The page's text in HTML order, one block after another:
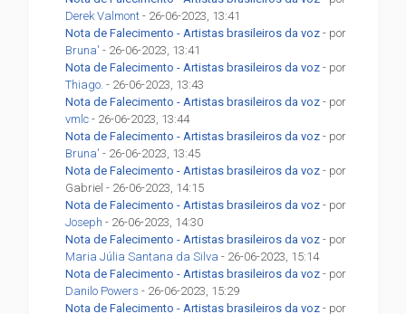
Derek Valmont - 26-06-2023, 13:41
Nota de Falecimento - Artistas brasileiros da voz - por
Bruna' - 26-06-2023, 13:41
Nota de Falecimento - Artistas brasileiros da voz - por
Thiago. - 26-06-2023, 13:43
Nota de Falecimento - Artistas brasileiros da voz - por
vmlc - 26-06-2023, 13:44
Nota de Falecimento - Artistas brasileiros da voz - por
Bruna' - 26-06-2023, 13:45
Nota de Falecimento - Artistas brasileiros da voz - por
Gabriel - 26-06-2023, 14:15
Nota de Falecimento - Artistas brasileiros da voz - por
Joseph - 26-06-2023, 14:30
Nota de Falecimento - Artistas brasileiros da voz - por
Maria Júlia Santana da Silva - 26-06-2023, 15:14
Nota de Falecimento - Artistas brasileiros da voz - por
Danilo Powers - 26-06-2023, 15:29
Nota de Falecimento - Artistas brasileiros da voz - por